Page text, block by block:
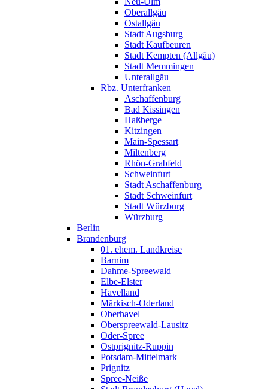
Oberallgäu
Ostallgäu
Stadt Augsburg
Stadt Kaufbeuren
Stadt Kempten (Allgäu)
Stadt Memmingen
Unterallgäu
Rbz. Unterfranken
Aschaffenburg
Bad Kissingen
Haßberge
Kitzingen
Main-Spessart
Miltenberg
Rhön-Grabfeld
Schweinfurt
Stadt Aschaffenburg
Stadt Schweinfurt
Stadt Würzburg
Würzburg
Berlin
Brandenburg
01. ehem. Landkreise
Barnim
Dahme-Spreewald
Elbe-Elster
Havelland
Märkisch-Oderland
Oberhavel
Oberspreewald-Lausitz
Oder-Spree
Ostprignitz-Ruppin
Potsdam-Mittelmark
Prignitz
Spree-Neiße